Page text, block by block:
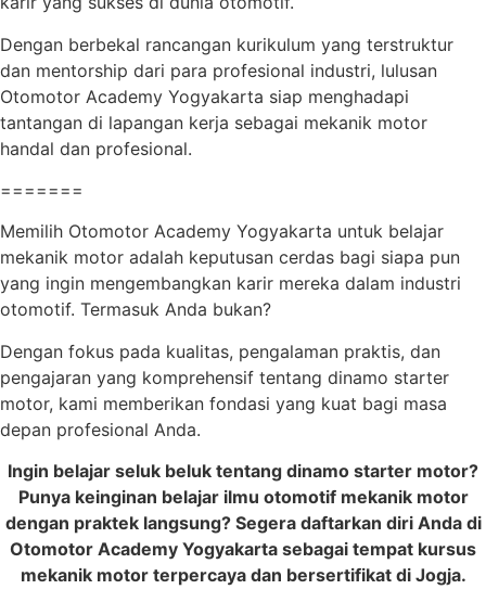
Dengan berbekal rancangan kurikulum yang terstruktur
dan mentorship dari para profesional industri, lulusan
Otomotor Academy Yogyakarta siap menghadapi
tantangan di lapangan kerja sebagai mekanik motor
handal dan profesional.
=======
Memilih Otomotor Academy Yogyakarta untuk belajar
mekanik motor adalah keputusan cerdas bagi siapa pun
yang ingin mengembangkan karir mereka dalam industri
otomotif. Termasuk Anda bukan?
Dengan fokus pada kualitas, pengalaman praktis, dan
pengajaran yang komprehensif tentang dinamo starter
motor, kami memberikan fondasi yang kuat bagi masa
depan profesional Anda.
Ingin belajar seluk beluk tentang dinamo starter motor?
Punya keinginan belajar ilmu otomotif mekanik motor
dengan praktek langsung? Segera daftarkan diri Anda di
Otomotor Academy Yogyakarta sebagai tempat kursus
mekanik motor terpercaya dan bersertifikat di Jogja.